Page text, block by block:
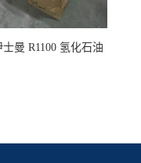
曼 R1100 氢化石油